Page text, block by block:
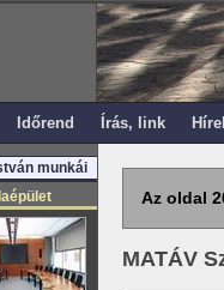
Időrend Írás, link
munkái
Az oldal
MATÁV